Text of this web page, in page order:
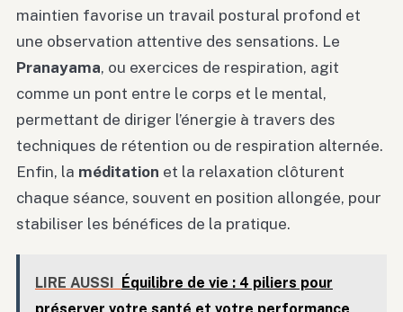
maintien favorise un travail postural profond et
une observation attentive des sensations. Le
Pranayama, ou exercices de respiration, agit
comme un pont entre le corps et le mental,
permettant de diriger l’énergie à travers des
techniques de rétention ou de respiration alternée.
Enfin, la méditation et la relaxation clôturent
chaque séance, souvent en position allongée, pour
stabiliser les bénéfices de la pratique.
LIRE AUSSI Équilibre de vie : 4 piliers pour